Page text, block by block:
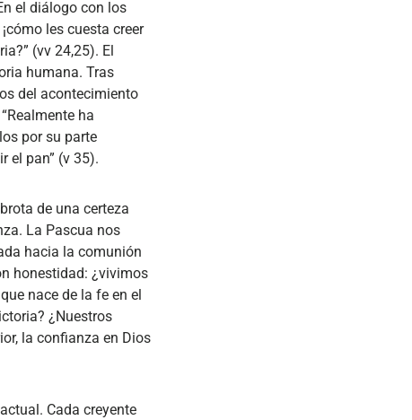
el diálogo con los
les cuesta creer
(vv 24,25). El
humana. Tras
del acontecimiento
ha
por su parte
el pan” (v 35).
de una certeza
La Pascua nos
hacia la comunión
honestidad: ¿vivimos
nace de la fe en el
¿Nuestros
la confianza en Dios
Cada creyente